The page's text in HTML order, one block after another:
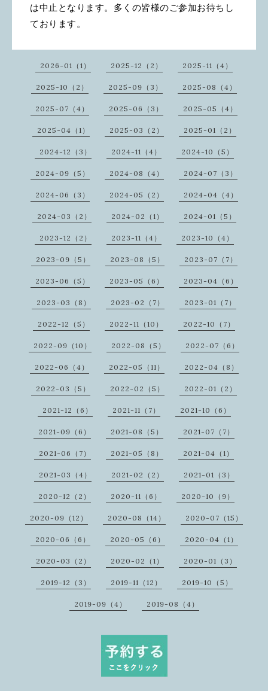
は中止となります。多くの皆様のご参加お待ちし
ております。
2026-01（1） 2025-12（2） 2025-11（4）
2025-10（2） 2025-09（3） 2025-08（4）
2025-07（4） 2025-06（3） 2025-05（4）
2025-04（1） 2025-03（2） 2025-01（2）
2024-12（3） 2024-11（4） 2024-10（5）
2024-09（5） 2024-08（4） 2024-07（3）
2024-06（3） 2024-05（2） 2024-04（4）
2024-03（2） 2024-02（1） 2024-01（5）
2023-12（2） 2023-11（4） 2023-10（4）
2023-09（5） 2023-08（5） 2023-07（7）
2023-06（5） 2023-05（6） 2023-04（6）
2023-03（8） 2023-02（7） 2023-01（7）
2022-12（5） 2022-11（10） 2022-10（7）
2022-09（10） 2022-08（5） 2022-07（6）
2022-06（4） 2022-05（11） 2022-04（8）
2022-03（5） 2022-02（5） 2022-01（2）
2021-12（6） 2021-11（7） 2021-10（6）
2021-09（6） 2021-08（5） 2021-07（7）
2021-06（7） 2021-05（8） 2021-04（1）
2021-03（4） 2021-02（2） 2021-01（3）
2020-12（2） 2020-11（6） 2020-10（9）
2020-09（12） 2020-08（14） 2020-07（15）
2020-06（6） 2020-05（6） 2020-04（1）
2020-03（2） 2020-02（1） 2020-01（3）
2019-12（3） 2019-11（12） 2019-10（5）
2019-09（4） 2019-08（4）